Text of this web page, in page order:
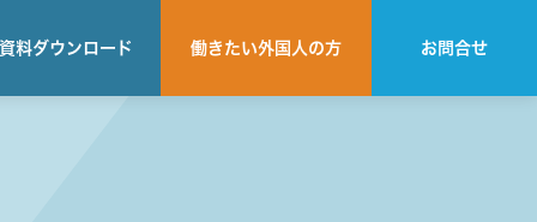
料ダウンロード 働きたい外国人の方 お問合せ